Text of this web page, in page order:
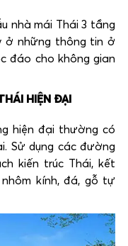
nhà mái Thái 3 tầng
ở những thông tin ở
đáo cho không gian
HIỆN ĐẠI
hiện đại thường có
Sử dụng các đường
kiến trúc Thái, kết
kính, đá, gỗ tự